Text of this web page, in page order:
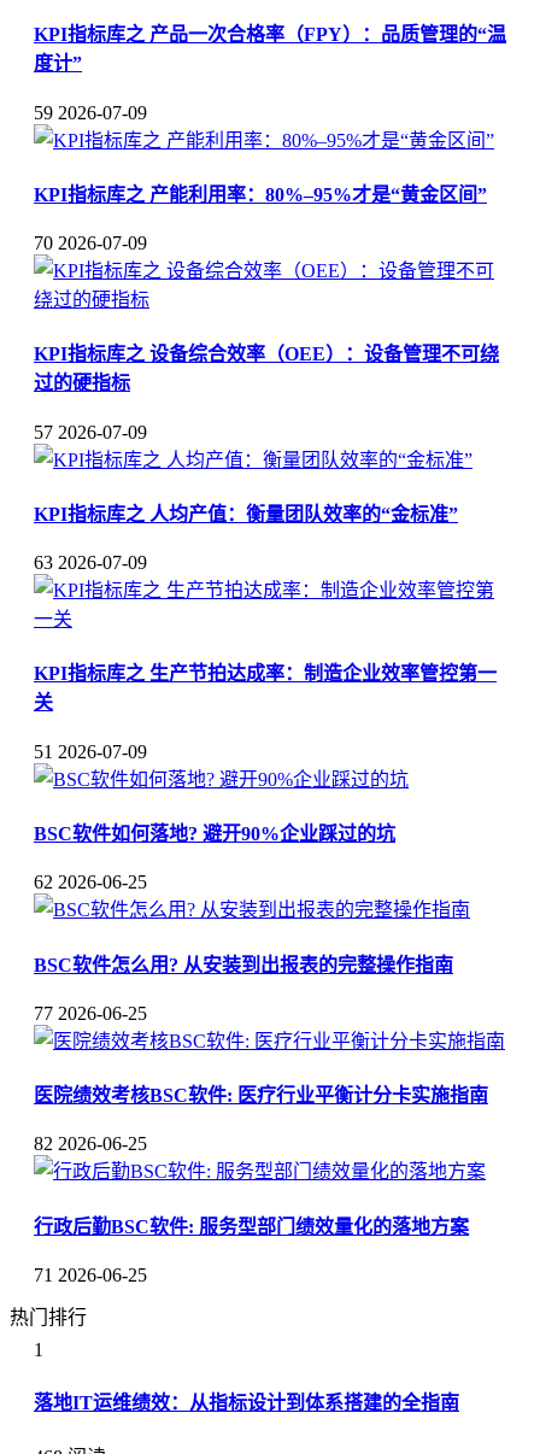
KPI指标库之 产品一次合格率（FPY）：品质管理的“温
度计”
59 2026-07-09
KPI指标库之 产能利用率：80%–95%才是“黄金区间”
70 2026-07-09
KPI指标库之 设备综合效率（OEE）：设备管理不可绕
过的硬指标
57 2026-07-09
KPI指标库之 人均产值：衡量团队效率的“金标准”
63 2026-07-09
KPI指标库之 生产节拍达成率：制造企业效率管控第一
关
51 2026-07-09
BSC软件如何落地? 避开90%企业踩过的坑
62 2026-06-25
BSC软件怎么用? 从安装到出报表的完整操作指南
77 2026-06-25
医院绩效考核BSC软件: 医疗行业平衡计分卡实施指南
82 2026-06-25
行政后勤BSC软件: 服务型部门绩效量化的落地方案
71 2026-06-25
热门排行
1
落地IT运维绩效：从指标设计到体系搭建的全指南